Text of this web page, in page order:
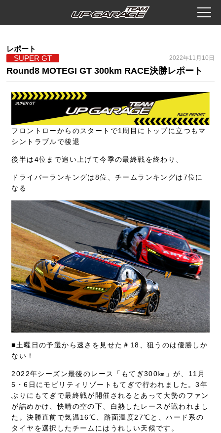
レポート
SUPER GT
Round8 MOTEGI GT 300km RACE決勝レポート
2022年11月10日
フロントローからのスタートで1周目にトップに立つもマ
シントラブルで後退
後半は4位まで追い上げて今季の最終戦を終わり、
ドライバーランキングは8位、チームランキングは7位に
なる
■土曜日の予選から速さを見せた＃18、狙うのは優勝しか
ない！
2022年シーズン最後のレース「もてぎ300㎞」が、11月
5・6日にモビリティリゾートもてぎで行われました。3年
ぶりにもてぎで最終戦が開催されるとあって大勢のファン
が詰めかけ、快晴の空の下、白熱したレースが戦われまし
た。決勝直前で気温16℃、路面温度27℃と、ハード系の
タイヤを選択したチームにはうれしい天候です。